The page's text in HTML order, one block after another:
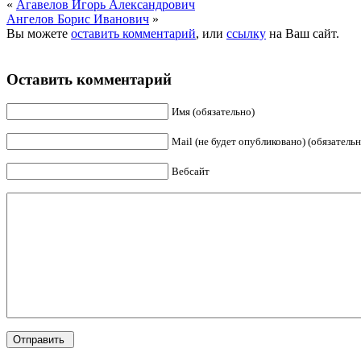
« Агавелов Игорь Александрович
Ангелов Борис Иванович »
Вы можете оставить комментарий, или ссылку на Ваш сайт.
Оставить комментарий
Имя (обязательно)
Mail (не будет опубликовано)
Вебсайт